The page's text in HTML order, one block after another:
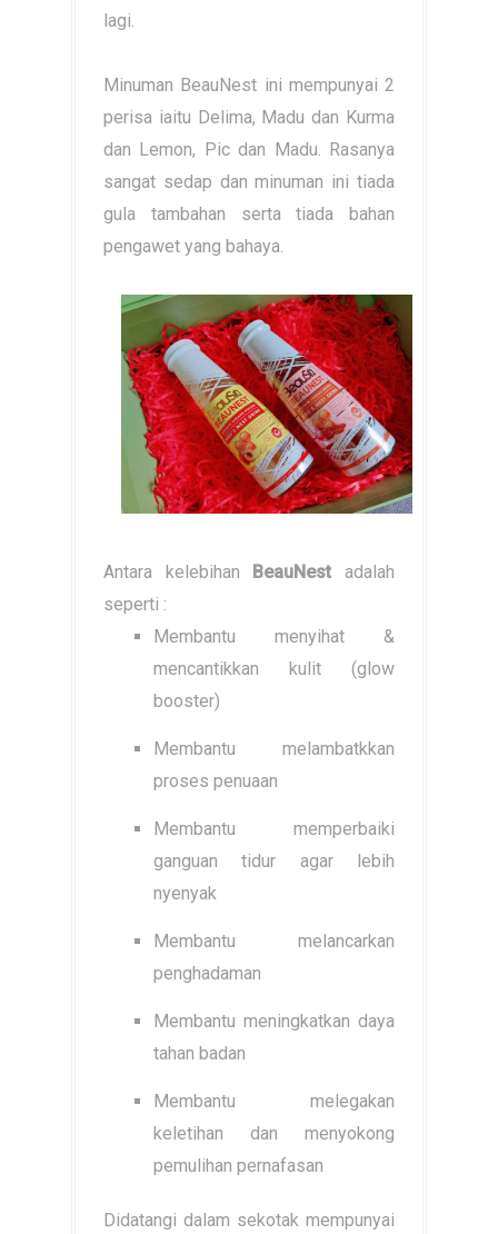
lagi.
Minuman BeauNest ini mempunyai 2
perisa iaitu Delima, Madu dan Kurma
dan Lemon, Pic dan Madu. Rasanya
sangat sedap dan minuman ini tiada
gula tambahan serta tiada bahan
pengawet yang bahaya.
Antara kelebihan BeauNest adalah
seperti :
Membantu menyihat &
mencantikkan kulit (glow
booster)
Membantu melambatkkan
proses penuaan
Membantu memperbaiki
ganguan tidur agar lebih
nyenyak
Membantu melancarkan
penghadaman
Membantu meningkatkan daya
tahan badan
Membantu melegakan
keletihan dan menyokong
pemulihan pernafasan
Didatangi dalam sekotak mempunyai